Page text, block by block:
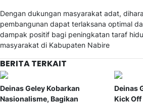
Dengan dukungan masyarakat adat,
pembangunan dapat terlaksana optimal
dampak positif bagi peningkatan taraf
masyarakat di Kabupaten Nabire
BERITA TERKAIT
Deinas Geley Kobarkan
Nasionalisme, Bagikan
Deinas
Kick Off